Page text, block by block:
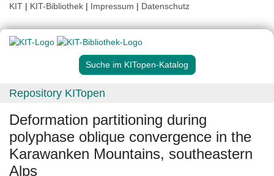
KIT | KIT-Bibliothek | Impressum | Datenschutz
Suche im KITopen-Katalog
Repository KITopen
Deformation partitioning during
polyphase oblique convergence in the
Karawanken Mountains, southeastern
Alps